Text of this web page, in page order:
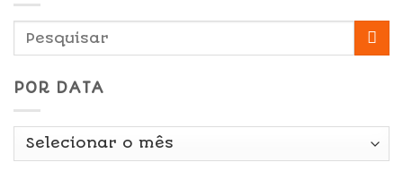
POR DATA
Por